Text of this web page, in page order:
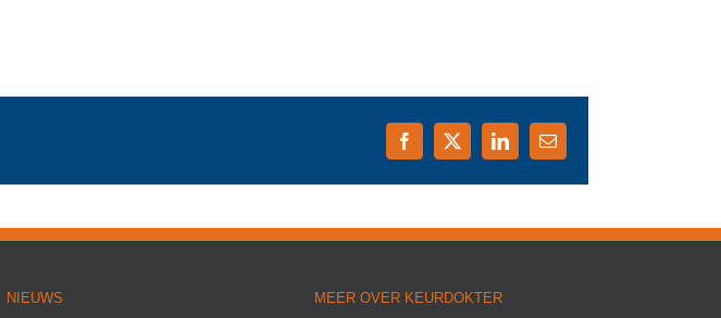
Facebook
X LinkedIn
E-
mail
NIEUWS MEER OVER KEURDOKTER